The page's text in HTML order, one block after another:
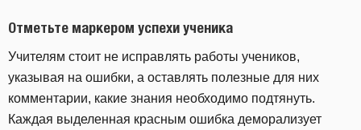
Отметьте маркером успехи ученика
Учителям стоит не исправлять работы учеников,
указывая на ошибки, а оставлять полезные для них
комментарии, какие знания необходимо подтянуть.
Каждая выделенная красным ошибка деморализует